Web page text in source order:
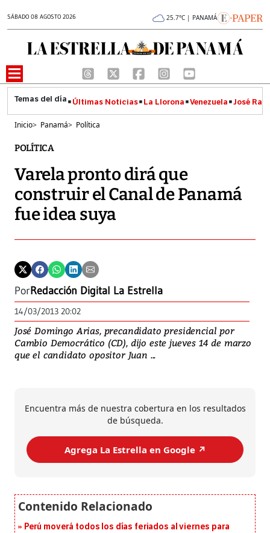
SÁBADO 08 AGOSTO 2026 25.7°C | PANAMÁ
Últimas Noticias La Llorona Venezuela José
Inicio> Panamá> Política
POLÍTICA
Varela pronto dirá que
construir el Canal de Panamá
fue idea suya
PorRedacción Digital La Estrella
14/03/2013 20:02
José Domingo Arias, precandidato presidencial por
Cambio Democrático (CD), dijo este jueves 14 de marzo
que el candidato opositor Juan ...
Encuentra más de nuestra cobertura en los resultados
de búsqueda.
Agrega La Estrella en Google ↗️
Perú moverá todos los días feriados al viernes para